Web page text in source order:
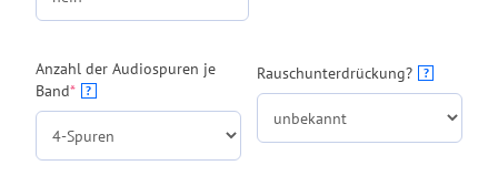
Anzahl der Audiospuren je
Band*(required)
?
Rauschunterdrückung? ?